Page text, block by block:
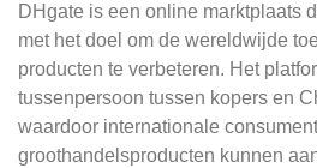
DHgate is een online marktplaats
met het doel om de wereldwijde
producten te verbeteren. Het
tussenpersoon tussen kopers en
waardoor internationale
groothandelsproducten kunnen